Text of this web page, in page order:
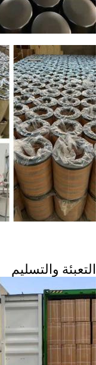
التعبئة والتسليم